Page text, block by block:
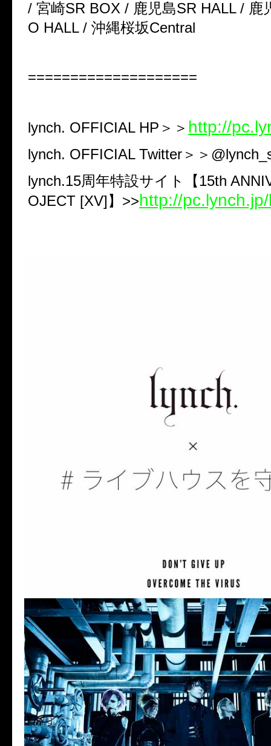
/ 宮崎SR BOX / 鹿児島SR HALL / 鹿
O HALL / 沖縄桜坂Central
====================
lynch. OFFICIAL HP ＞＞ http://
lynch. OFFICIAL Twitter ＞＞
lynch.15周年特設サイト【15th
OJECT [XV] 】 >>http://